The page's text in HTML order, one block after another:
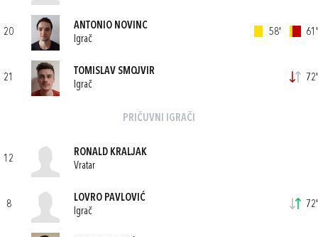
20
ANTONIO NOVINC
Igrač
58' 61'
21
TOMISLAV SMOJVIR
Igrač
72'
PRIČUVNI IGRAČI
12
RONALD KRALJAK
Vratar
8
LOVRO PAVLOVIĆ
Igrač
72'